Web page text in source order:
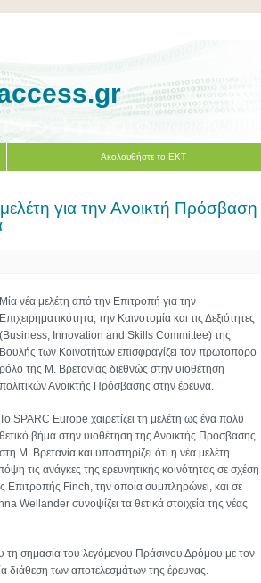
Ακολουθήστε το ΕΚΤ
για την Ανοικτή Πρόσβαση
Μία νέα μελέτη από την Επιτροπή για την
Επιχειρηματικότητα, την Καινοτομία και τις Δεξιότητες
(Business, Innovation and Skills Committee) της
Βουλής των Κοινοτήτων επισφραγίζει τον πρωτοπόρο
ρόλο της Μ. Βρετανίας διεθνώς στην υιοθέτηση
πολιτικών Ανοικτής Πρόσβασης στην έρευνα.
Το SPARC Europe χαιρετίζει τη μελέτη ως ένα πολύ
θετικό βήμα στην υιοθέτηση της Ανοικτής Πρόσβασης
στη Μ. Βρετανία και υποστηρίζει ότι η νέα μελέτη
τις ανάγκες της ερευνητικής κοινότητας σε σχέση
Επιτροπής Finch, την οποία συμπληρώνει, και σε
Wellander συνοψίζει τα θετικά στοιχεία της νέας
τη σημασία του λεγόμενου Πράσινου Δρόμου με τον
διάθεση των αποτελεσμάτων της έρευνας.